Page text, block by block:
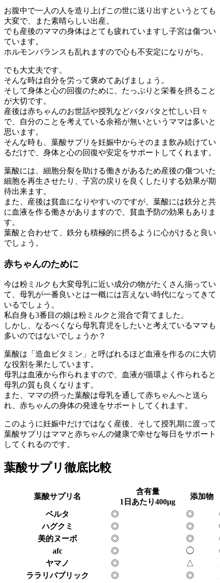
お腹中で一人の人を造り上げこの世に送り出すというとても
大変で、また素晴らしい出産。
でも産後のママの身体はとても疲れていますし子宮は傷つい
ています。
ホルモンバランスも乱れますので心も不安定になりがち。
でも大丈夫です。
そんな時は自分を労って褒めてあげましょう。
そして身体と心の回復のために、たっぷりと栄養を摂ること
が大切です。
産後は赤ちゃんのお世話や授乳などバタバタと忙しい日々
で、自分のことを考えている余裕が無いというママは多いと
思います。
そんな時も、葉酸サプリを妊娠中からそのまま飲み続けてい
るだけで、身体と心の回復や安定をサポートしてくれます。
葉酸には、細胞分裂を助ける働きがあるため産後の傷ついた
細胞を再生させたり、子宮の戻りを良くしたりする効果が期
待出来ます。
また、産後は貧血になりやすいのですが、葉酸には鉄分と共
に血液を作る働きがありますので、貧血予防の効果もありま
す。
葉酸と合わせて、鉄分も積極的に摂るように心がけると良い
でしょう。
赤ちゃんのために
今は粉ミルクも大変母乳に近い成分の物がたくさん揃ってい
て、母乳が一番良いとは一概には言えない時代になってきて
いるでしょう。
私自身も3番目の娘は粉ミルクと混合で育てました。
しかし、なるべくなら母乳育児をしたいと考えているママも
多いのではないでしょうか？
葉酸は「造血ビタミン」と呼ばれるほど血液を作るのに大切
な役割を果たしています。
母乳は血液から作られますので、血液が循環よく作られると
母乳の質も良くなります。
また、ママの摂った葉酸は母乳を通して赤ちゃんへと送ら
れ、赤ちゃんの身体の発達をサポートしてくれます。
このように妊娠中だけではなく産後、そして授乳期に渡って
葉酸サプリはママと赤ちゃんの健康で幸せな毎日をサポート
してくれるのです。
葉酸サプリ徹底比較
葉酸サプリ名
含有量
1日あたり400μg
添加物
ベルタ ◎ ◎
ハグクミ
◎ ◎
美的ヌーボ
◎ ◎
afc
◎ ◯
ヤマノ
◎ △
ララリパブリック
◎ ◎